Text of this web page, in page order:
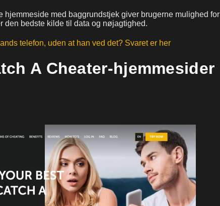
hjemmeside med baggrundstjek giver brugerne mulighed for
den bedste kilde til data og nøjagtighed.
telefon, uden at han ved det? Svaret er her
A Cheater-hjemmesider